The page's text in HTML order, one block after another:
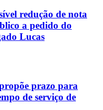
redução de nota
a pedido do
Lucas
prazo para
de serviço de